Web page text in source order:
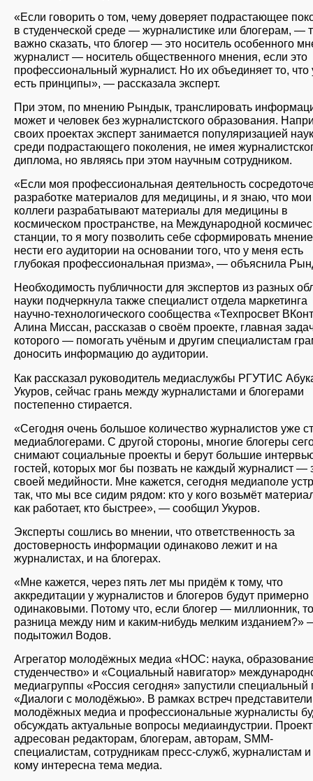
«Если говорить о том, чему доверяет подрастающее
в студенческой среде — журналистике или блогерам, —
важно сказать, что блогер — это носитель особенного
журналист — носитель общественного мнения, если это
профессиональный журналист. Но их объединяет то, что
есть принципы», — рассказала эксперт.
При этом, по мнению Рындык, транслировать
может и человек без журналистского образования.
своих проектах эксперт занимается популяризацией
среди подрастающего поколения, не имея
диплома, но являясь при этом научным сотрудником.
«Если моя профессиональная деятельность
разработке материалов для медицины, и я знаю, что мои
коллеги разрабатывают материалы для медицины в
космическом пространстве, на Международной
станции, то я могу позволить себе сформировать
нести его аудитории на основании того, что у меня есть
глубокая профессиональная призма», — объяснила
Необходимость публичности для экспертов из разных
науки подчеркнула также специалист отдела маркетинга
научно-технологического сообщества «Техпросвет
Алина Миссан, рассказав о своём проекте, главная
которого — помогать учёным и другим специалистам
доносить информацию до аудитории.
Как рассказал руководитель медиаслужбы РГУТИС
Укуров, сейчас грань между журналистами и блогерами
постепенно стирается.
«Сегодня очень большое количество журналистов уже
медиаблогерами. С другой стороны, многие блогеры
снимают социальные проекты и берут большие
гостей, которых мог бы позвать не каждый журналист —
своей медийности. Мне кажется, сегодня медиаполе
так, что мы все сидим рядом: кто у кого возьмёт
как работает, кто быстрее», — сообщил Укуров.
Эксперты сошлись во мнении, что ответственность за
достоверность информации одинаково лежит и на
журналистах, и на блогерах.
«Мне кажется, через пять лет мы придём к тому, что
аккредитации у журналистов и блогеров будут примерно
одинаковыми. Потому что, если блогер — миллионник,
разница между ним и каким-нибудь мелким изданием?»
подытожил Водов.
Агрегатор молодёжных медиа «НОС: наука,
студенчество» и «Социальный навигатор»
медиагруппы «Россия сегодня» запустили специальный
«Диалоги с молодёжью». В рамках встреч представители
молодёжных медиа и профессиональные журналисты
обсуждать актуальные вопросы медиаиндустрии. Проект
адресован редакторам, блогерам, авторам, SMM-
специалистам, сотрудникам пресс-служб, журналистам
кому интересна тема медиа.